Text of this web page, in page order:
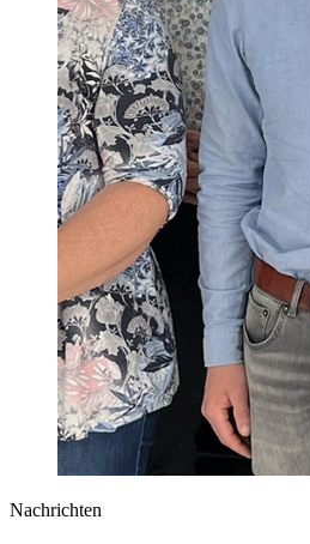
Nachrichten